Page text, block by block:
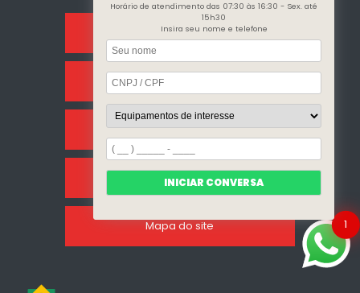
Home
Sobre Nós
Categorias
Clientes
Mapa do site 1
Horário de atendimento das 07:30 às 16:30 - Sex. até
15h30
Insira seu nome e telefone
INICIAR CONVERSA